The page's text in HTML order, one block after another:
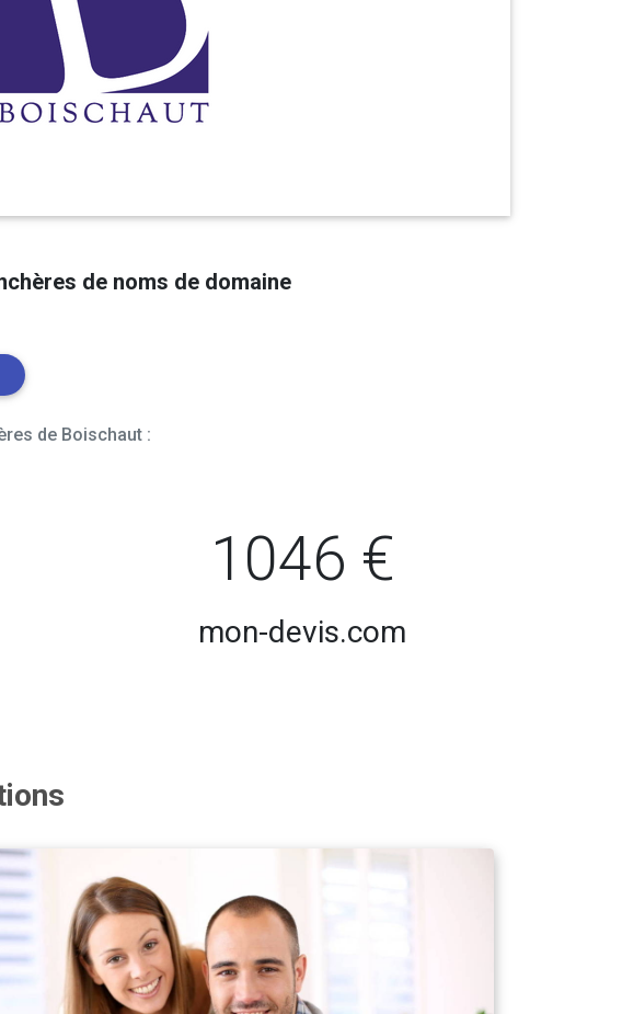
de noms de domaine
de Boischaut :
1046 €
mon-devis.com